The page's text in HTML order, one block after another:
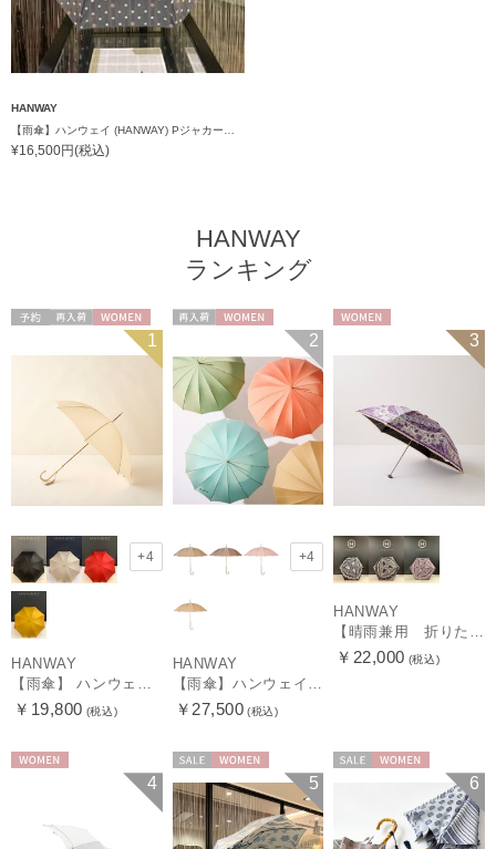
HANWAY
¥16,500円(税込)
HANWAY
ランキング
WOMEN 1
+4
HANWAY
【雨傘】 ハンウェイ （HANWAY） Couturier クチュリエ 長傘 日本製
￥19,800 (税込)
2
+4
HANWAY
【雨傘】ハンウェイ （HANWAY ）真田耳（サナダミミ）長傘 日本製 カーボン骨
￥27,500 (税込)
3
HANWAY
￥22,000 (税込)
4 5 6